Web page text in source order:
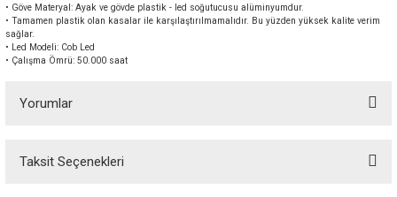
• Göve Materyal: Ayak ve gövde plastik - led soğutucusu alüminyumdur.
• Tamamen plastik olan kasalar ile karşılaştırılmamalıdır. Bu yüzden yüksek kalite verim
sağlar.
• Led Modeli: Cob Led
• Çalışma Ömrü: 50.000 saat
Yorumlar
Taksit Seçenekleri